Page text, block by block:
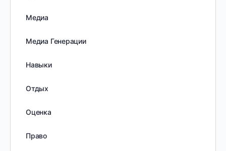
Медиа
Медиа Генерации
Навыки
Отдых
Оценка
Право